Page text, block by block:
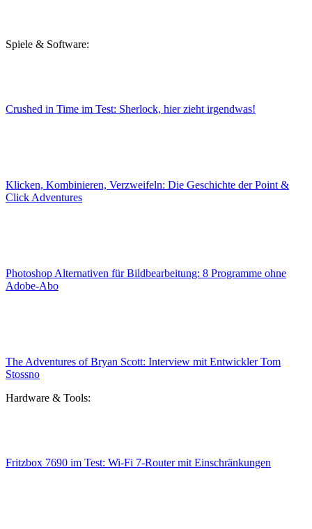
Spiele & Software:
Crushed in Time im Test: Sherlock, hier zieht irgendwas!
Klicken, Kombinieren, Verzweifeln: Die Geschichte der Point &
Click Adventures
Photoshop Alternativen für Bildbearbeitung: 8 Programme ohne
Adobe-Abo
The Adventures of Bryan Scott: Interview mit Entwickler Tom
Stossno
Hardware & Tools:
Fritzbox 7690 im Test: Wi-Fi 7-Router mit Einschränkungen